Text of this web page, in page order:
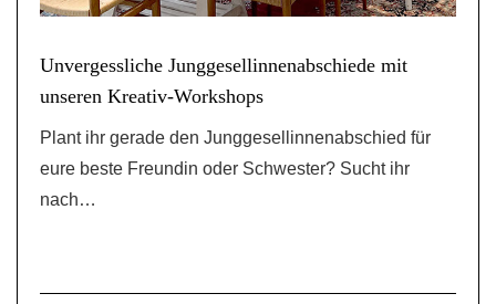
Unvergessliche Junggesellinnenabschiede mit
unseren Kreativ-Workshops
Plant ihr gerade den Junggesellinnenabschied für
eure beste Freundin oder Schwester? Sucht ihr
nach…